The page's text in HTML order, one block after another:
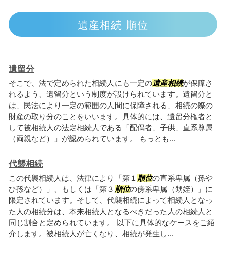
遺産相続 順位
遺留分
そこで、法で定められた相続人にも一定の遺産相続が保障さ
れるよう、遺留分という制度が設けられています。遺留分と
は、民法により一定の範囲の人間に保障される、相続の際の
財産の取り分のことをいいます。具体的には、遺留分権者と
して被相続人の法定相続人である「配偶者、子供、直系尊属
（両親など）」が認められています。 もっとも...
代襲相続
この代襲相続人は、法律により「第１ 順位の直系卑属（孫や
ひ孫など）」、もしくは「第３ 順位の傍系卑属（甥姪）」に
限定されています。そして、代襲相続によって相続人となっ
た人の相続分は、本来相続人となるべきだった人の相続人と
同じ割合と定められています。 以下に具体的なケースをご紹
介します。被相続人が亡くなり、相続が発生し...